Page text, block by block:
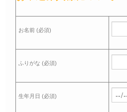
会社案内
お名前 (必須)
ふりがな (必須)
生年月日 (必須)